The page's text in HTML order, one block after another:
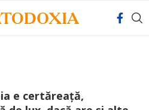
e certăreață,